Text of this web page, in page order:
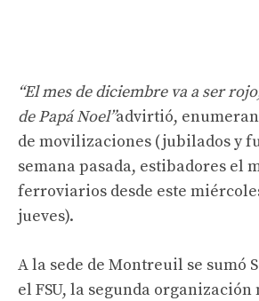
“El mes de diciembre va a ser
de Papá Noel”advirtió,
de movilizaciones (jubilados y
semana pasada, estibadores el
ferroviarios desde este
jueves).
A la sede de Montreuil se sumó
el FSU, la segunda organización